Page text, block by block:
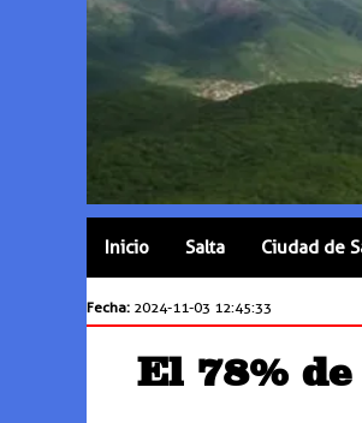
Inicio Salta Ciudad de
Fecha: 2024-11-03 12:45:33
El 78%